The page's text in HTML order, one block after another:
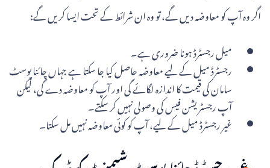
اگر وہ آپ کو معاوضہ دیں گے، تو وہ ان شرائط کے تحت ایسا کریں گے:
میل رجسٹرڈ ہونا ضروری ہے۔
رجسٹرڈ میل کے لیے معاوضہ حاصل کیا جا سکتا ہے جہاں چائنا پوسٹ
سامان کی قیمت کا اندازہ لگائے گی اور آپ کو معاوضہ دے گی، لیکن
آپ رجسٹریشن فیس کی وصولی نہیں کر سکتے۔
غیر رجسٹرڈ میل کے لیے، آپ کو کوئی معاوضہ نہیں مل سکتا۔